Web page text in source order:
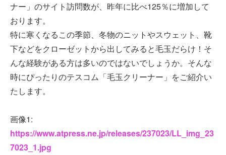
ナー」のサイト訪問数が、昨年に比べ125％に増加して
おります。
特に寒くなるこの季節、冬物のニットやスウェット、靴
下などをクローゼットから出してみると毛玉だらけ！そ
んな経験がある方は多いのではないでしょうか。そんな
時にぴったりのテスコム「毛玉クリーナー」をご紹介い
たします。
画像1:
https://www.atpress.ne.jp/releases/237023/LL_img_23
7023_1.jpg